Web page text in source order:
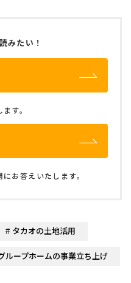
みたい！
す。
お答えいたします。
# タカオの土地活用
ループホームの事業立ち上げ